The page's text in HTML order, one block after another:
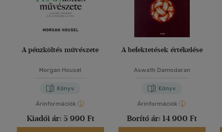
A pénzköltés művészete
Morgan Housel
Könyv
Árinformációk
Kiadói ár: 5 990 Ft
A befektetések értékelése
Aswath Damodaran
Könyv
Árinformációk
Borító ár: 14 900 Ft